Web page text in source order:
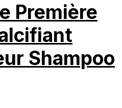
Première
Shampoo